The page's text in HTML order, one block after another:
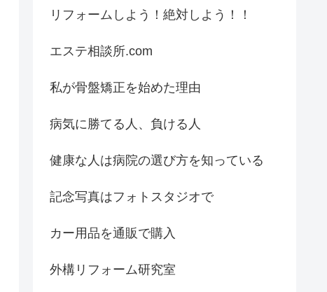
リフォームしよう！絶対しよう！！
エステ相談所.com
私が骨盤矯正を始めた理由
病気に勝てる人、負ける人
健康な人は病院の選び方を知っている
記念写真はフォトスタジオで
カー用品を通販で購入
外構リフォーム研究室